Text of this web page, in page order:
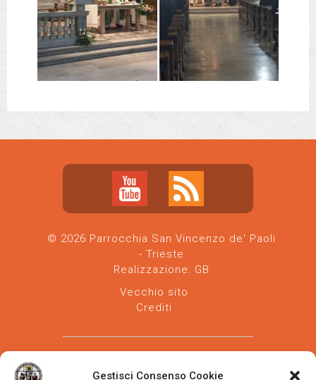
Gestisci Consenso Cookie
© 2026 Parrocchia San Vincenzo de' Paoli
- Trieste
Realizzazione: GB
Vecchio sito
Crediti